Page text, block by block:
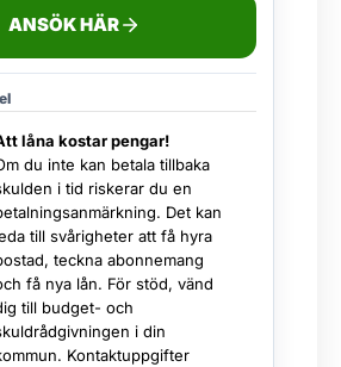
ANSÖK HÄR
låna kostar pengar!
du inte kan betala tillbaka
i tid riskerar du en
Det kan
till svårigheter att få hyra
teckna abonnemang
få nya lån. För stöd, vänd
till budget- och
i din
Kontaktuppgifter